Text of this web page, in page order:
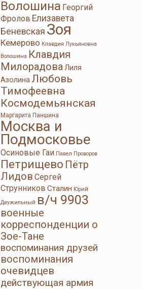
Волошина Георгий
Фролов Елизавета
Беневская Зоя
Кемерово Клавдия Лукьяновна
Волошина Клавдия
МилорадоваЛиля
Азолина Любовь
Тимофеевна
Космодемьянская
Маргарита Паншина
Москва и
Подмосковье
Осиновые Гаи Павел Проворов
Петрищево Пётр
Лидов Сергей
Струнников Сталин Юрий
Двужильный в/ч 9903
военные
корреспонденции о
Зое-Тане
воспоминания друзей
воспоминания
очевидцев
действующая армия